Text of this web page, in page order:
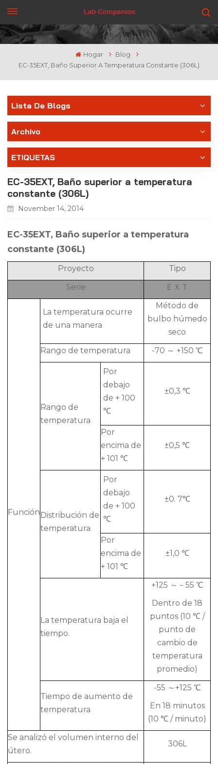
CONSIGUE UNA COTIZACIÓN
Hogar
Blog
EC-35EXT, Baño Superior A Temperatura Constante (306L)
Lista De Blogs
Archivo
ETIQUETAS
EC-35EXT, Baño superior a temperatura
constante (306L)
November 14, 2014
EC-35EXT, Baño superior a temperatura
constante (306L)
Proyecto
Tipo
Serie
ＥＸＴ
Función
La temperatura ocurre
de una manera
Método de
bulbo húmedo
seco
Rango de temperatura
-70 ～ +150 ℃
Rango de
temperatura
Por
debajo
de + 100
℃
±0,3 ℃
Por
encima de
+ 101 ℃
±0,5 ℃
Distribución de
temperatura
Por
debajo
de + 100
℃
±0. 7℃
Por
encima de
+ 101 ℃
±1,0 ℃
La temperatura baja el
tiempo.
+125 ～－55 ℃
Dentro de 18
puntos (10 ℃ /
punto de
cambio de
temperatura
promedio)
Tiempo de aumento de
temperatura
-55 ～+125 ℃
En 18 minutos
(10 ℃ / minuto)
Se analizó el volumen interno del
útero.
306L